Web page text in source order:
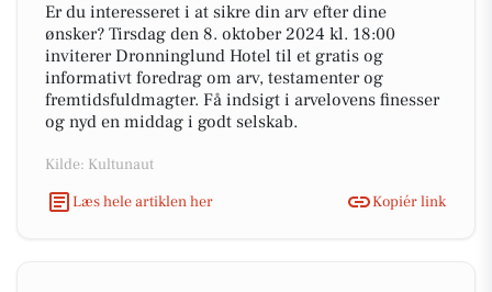
Er du interesseret i at sikre din arv efter dine
ønsker? Tirsdag den 8. oktober 2024 kl. 18:00
inviterer Dronninglund Hotel til et gratis og
informativt foredrag om arv, testamenter og
fremtidsfuldmagter. Få indsigt i arvelovens finesser
og nyd en middag i godt selskab.
Kilde: Kultunaut
Læs hele artiklen her
Kopiér link